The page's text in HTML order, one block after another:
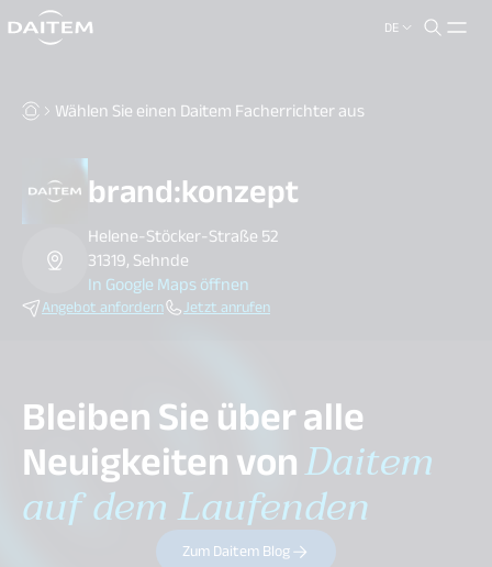
DE
search.label
Wählen Sie einen Daitem Facherrichter aus
brand:konzept
Helene-Stöcker-Straße 52
31319, Sehnde
In Google Maps öffnen
Angebot anfordern Jetzt anrufen
Bleiben Sie über alle
Neuigkeiten vonDaitem
auf dem Laufenden
Zum Daitem Blog